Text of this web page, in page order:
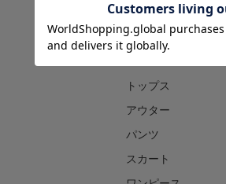
CATEGORY
トップス
アウター
パンツ
スカート